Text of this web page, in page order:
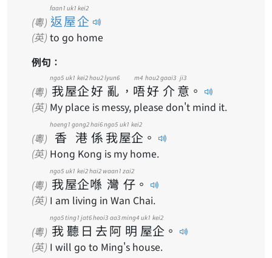
(粵) 返屋企
faan1 uk1 kei2
(英) to go home
例句：
(粵) 我
ngo5
屋
uk1
企
kei2
好
hou2
亂
lyun6
， 唔
m4
好
hou2
介
gaai3
意
ji3
。
(英) My place is messy, please don't mind it.
(粵) 香
hoeng1
港
gong2
係
hai6
我
ngo5
屋
uk1
企
kei2
。
(英) Hong Kong is my home.
(粵) 我
ngo5
屋
uk1
企
kei2
喺
hai2
灣
waan1
仔
zai2
。
(英) I am living in Wan Chai.
(粵) 我
ngo5
聽
ting1
日
jat6
去
heoi3
阿
aa3
明
ming4
屋
uk1
企
kei2
。
(英) I will go to Ming's house.